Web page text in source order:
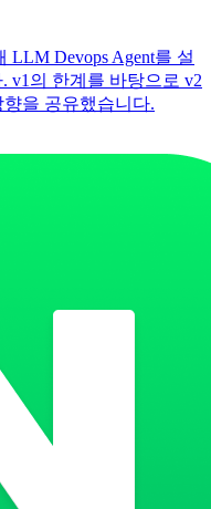
Devops Agent를 설
v1의 한계를 바탕으로 v2
을 공유했습니다.